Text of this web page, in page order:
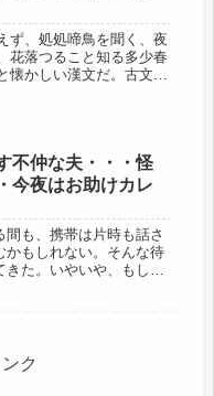
ず、処処啼鳥を聞く、夜
花落つること知る多少春
懐かしい漢文だ。古文は
不仲な夫・・・怪
今夜はお助けカレ
も、携帯は片時も話さ
かもしれない。そんな待
た。いやいや、もしか
ク